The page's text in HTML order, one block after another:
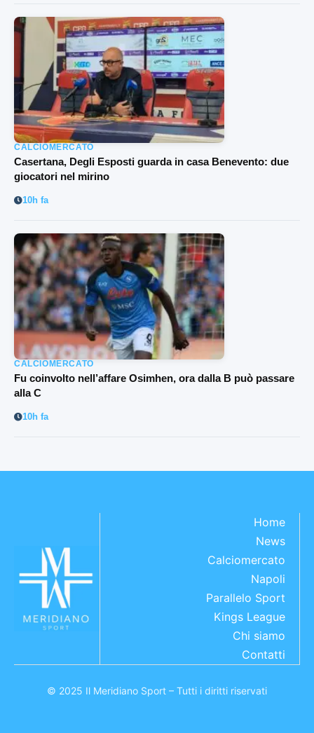
CALCIOMERCATO
Casertana, Degli Esposti guarda in casa Benevento: due
giocatori nel mirino
10h fa
CALCIOMERCATO
Fu coinvolto nell’affare Osimhen, ora dalla B può passare
alla C
10h fa
Home
News
Calciomercato
Napoli
Parallelo Sport
Kings League
Chi siamo
Contatti
© 2025 Il Meridiano Sport – Tutti i diritti riservati